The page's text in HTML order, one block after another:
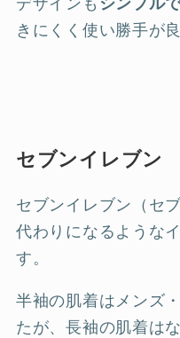
きにくく使い勝手が
セブンイレブン
セブンイレブン（セ
代わりになるような
す。
半袖の肌着はメンズ
たが、長袖の肌着は